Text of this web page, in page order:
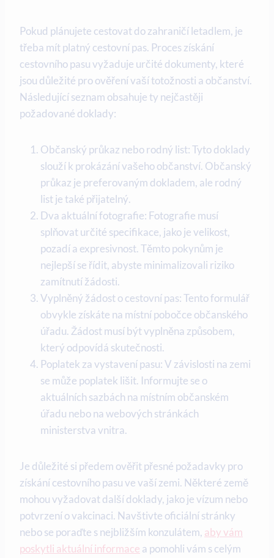
Pokud plánujete cestovat do zahraničí letadlem, je
třeba mít platný cestovní pas. Proces získání
cestovního pasu vyžaduje určité dokumenty, které
jsou důležité pro ověření vaší totožnosti a občanství.
Následující seznam obsahuje ty nejčastěji
požadované doklady:
Občanský průkaz nebo rodný list: Tyto doklady
slouží k prokázání vašeho občanství. Občanský
průkaz je preferovaným dokladem, ale rodný
list je také přijatelný.
Dva aktuální fotografie: Fotografie musí
splňovat určité specifikace, jako je velikost,
pozadí a expresivnost. Těmto pokynům je
nejlepší se řídit, abyste minimalizovali riziko
zamítnutí žádosti.
Vyplněný žádost o cestovní pas: Tento formulář
obvykle získáte na místní pobočce občanského
úřadu. Žádost musí být vyplněna způsobem,
který odpovídá skutečnosti.
Poplatek za vystavení pasu: V závislosti na zemi
se může poplatek lišit. Informujte se o
aktuálních sazbách na místním občanském
úřadu nebo na webových stránkách
ministerstva vnitra.
Je důležité si předem ověřit přesné požadavky pro
získání cestovního pasu ve vaší zemi. Některé země
mohou vyžadovat další doklady, jako je vízum nebo
potvrzení o vakcinaci. Navštivte oficiální stránky
nebo se poraďte s nejbližším konzulátem, aby vám
poskytli aktuální informace a pomohli vám s celým